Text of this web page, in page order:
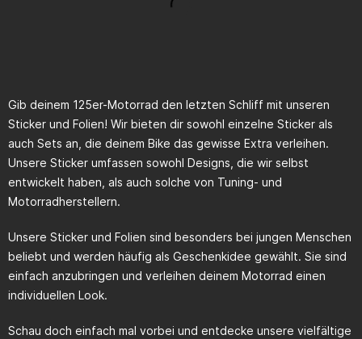
Gib deinem 125er-Motorrad den letzten Schliff mit unseren
Sticker und Folien! Wir bieten dir sowohl einzelne Sticker als
auch Sets an, die deinem Bike das gewisse Extra verleihen.
Unsere Sticker umfassen sowohl Designs, die wir selbst
entwickelt haben, als auch solche von Tuning- und
Motorradherstellern.
Unsere Sticker und Folien sind besonders bei jungen Menschen
beliebt und werden häufig als Geschenkidee gewählt. Sie sind
einfach anzubringen und verleihen deinem Motorrad einen
individuellen Look.
Schau doch einfach mal vorbei und entdecke unsere vielfältige